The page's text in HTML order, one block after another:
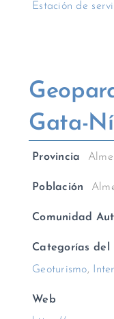
Estación de
Gata-
Provincia
Población
Comunidad
Categorías del
Geoturismo,
Web